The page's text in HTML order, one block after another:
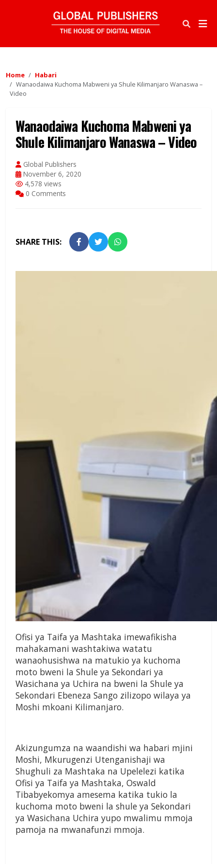
Home
Habari
Wanaodaiwa Kuchoma Mabweni ya Shule Kilimanjaro Wanaswa –
Video
Wanaodaiwa Kuchoma Mabweni ya
Shule Kilimanjaro Wanaswa – Video
Global Publishers
November 6, 2020
4,578 views
0 Comments
SHARE THIS:
Ofisi ya Taifa ya Mashtaka imewafikisha
mahakamani washtakiwa watatu
wanaohusishwa na matukio ya kuchoma
moto bweni la Shule ya Sekondari ya
Wasichana ya Uchira na bweni la Shule ya
Sekondari Ebeneza Sango zilizopo wilaya ya
Moshi mkoani Kilimanjaro.
Akizungumza na waandishi wa habari mjini
Moshi, Mkurugenzi Utenganishaji wa
Shughuli za Mashtaka na Upelelezi katika
Ofisi ya Taifa ya Mashtaka, Oswald
Tibabyekomya amesema katika tukio la
kuchoma moto bweni la shule ya Sekondari
ya Wasichana Uchira yupo mwalimu mmoja
pamoja na mwanafunzi mmoja.